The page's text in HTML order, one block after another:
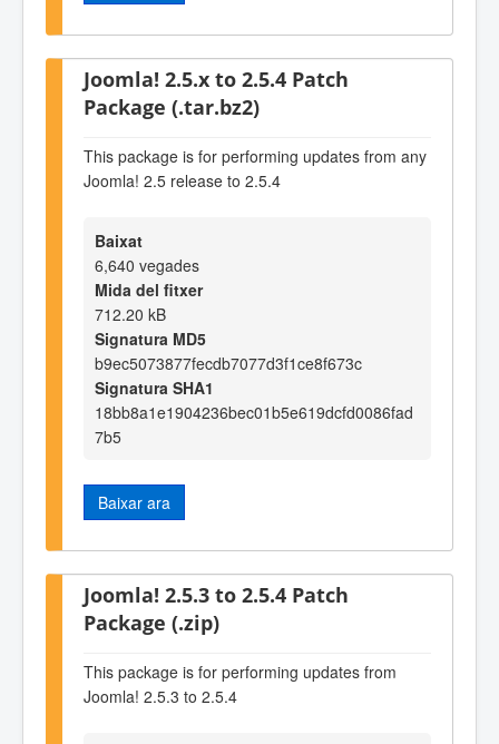
Joomla! 2.5.x to 2.5.4 Patch
Package (.tar.bz2)
This package is for performing updates from any
Joomla! 2.5 release to 2.5.4
Baixat
6,640 vegades
Mida del fitxer
712.20 kB
Signatura MD5
b9ec5073877fecdb7077d3f1ce8f673c
Signatura SHA1
18bb8a1e1904236bec01b5e619dcfd0086fad
7b5
Baixar ara
Joomla! 2.5.3 to 2.5.4 Patch
Package (.zip)
This package is for performing updates from
Joomla! 2.5.3 to 2.5.4